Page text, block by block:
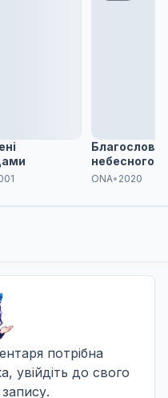
небесного
ONA• 2020
потрібна
увійдіть до свого